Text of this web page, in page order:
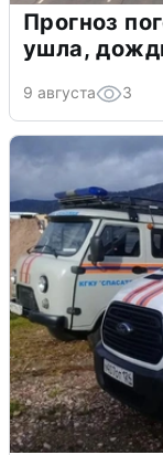
Прогноз
ушла,
9 августа 3